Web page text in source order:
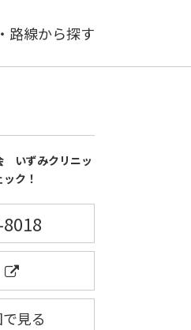
路線から探す
いずみクリニッ
ク！
見る